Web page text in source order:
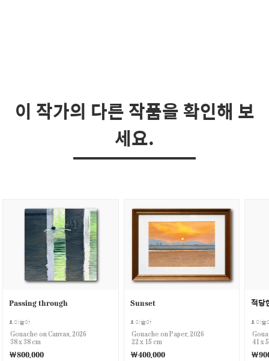
이 작가의 다른 작품을 확인해 보
세요.
Passing through
이슬아
Gouache on Canvas, 2026
38 x 38 cm
￦800,000
Sunset
이슬아
Gouache on Paper, 2026
22 x 15 cm
￦400,000
적당
이슬
41 x
￦